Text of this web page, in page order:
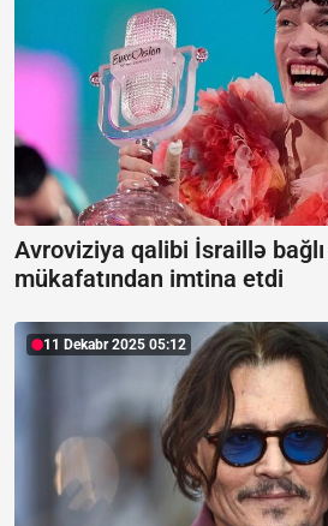
Avroviziya qalibi İsraillə
mükafatından imtina etdi
11 Dekabr 2025 05:12